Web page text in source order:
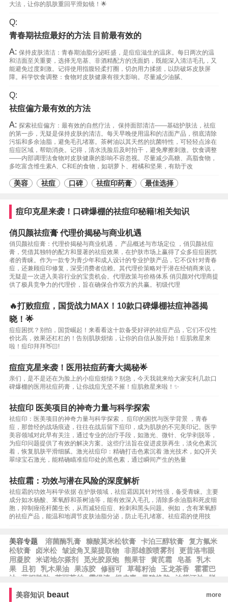
大法，让你的肌肤重回平滑如镜！🌟
Q:
青春期祛痘最好的方法 目前最有效的
A: 保持皮肤清洁：青春期油脂分泌旺盛，是痘痘滋生的温床。每日两次的温
和洁面至关重要，选择无皂基、非酒精配方的洗面奶，既能深入清洁毛孔，又
能避免过度刺激。记得使用指腹轻柔打圈，切勿用力揉搓，以防破坏皮肤屏
障。科学饮食调整：食物对皮肤健康有很大影响。尽量减少油腻、
Q:
祛痘偏方最有效的方法
A: 探索祛痘偏方：最有效的自然疗法， 保持面部清洁——基础护肤法，祛痘
的第一步，无疑是保持皮肤的清洁。每天早晚使用温和的洁面产品，彻底清除
污垢和多余油脂，避免毛孔堵塞。茶树油以其天然的抗菌特性，可轻轻点涂在
痘痘区域，帮助消炎。记得，清水洗脸后及时拍干，避免摩擦刺激。饮食调整
——内部调理法食物对皮肤健康的影响不容忽视。尽量减少高糖、高脂食物，
多吃富含维生素A、C和E的食物，如胡萝卜、柑橘和坚果，有助于改
美容 祛痘 口碑 祛痘印药膏 最佳选择
痘印克星来袭！口碑爆棚的祛痘印秘籍!相关知识
俏贝颜祛痘膏 代理价揭秘与商业机遇
俏贝颜祛痘膏：代理价揭秘与商业机遇， 产品概述与市场定位 ，俏贝颜祛痘
膏，凭借其独特的配方和显著的祛痘效果，在护肤市场上赢得了众多痘痘困扰
者的青睐。作为一款专为青少年和成人设计的专业护肤产品，它不仅针对青春
痘，还兼顾痘印修复，深受消费者信赖。其代理价策略对于潜在经销商来说，
无疑是一次进入美容行业的宝贵机会。代理政策与价格体系 俏贝颜对代理商提
供了极具竞争力的代理价，旨在确保合作双方的共赢。初级代理
🔥打败痘痘，国货战力MAX！10款口碑爆棚祛痘神器揭
晓！🌟
痘痘困扰？别怕，国货崛起！来看看这十款备受好评的祛痘产品，它们不仅性
价比高，效果还杠杠的！告别肌肤烦恼，让你的自信从脸开始！痘肌救星来
啦！痘印拜拜👋🏻!
痘痘克星来袭！医用祛痘药膏大揭秘🌟
亲们，是不是还在为脸上的小痘痘烦恼？别急，今天我就来给大家安利几款口
碑爆棚的医用祛痘药膏，让你战痘无坚不摧！痘肌救星来啦！✨
祛痘印 医美项目的神奇力量与科学探索
祛痘印：医美项目的神奇力量与科学探索， 痘印的困扰与医学背景 ，青春
痘，那曾经的战场痕迹，往往在战后留下痘印，成为肌肤的不完美印记。医学
美容领域对此早有关注，通过专业的治疗手段，如激光、微针、化学剥脱等，
为痘印问题提供了有效的解决方案。这些疗法旨在促进皮肤再生，淡化色素沉
着，恢复肌肤平滑细腻。激光祛痘印：精确打击色素沉着 激光技术，如Q开关
翠绿宝石激光，能精确瞄准痘印处的黑色素，通过瞬间产生的热量
祛痘霜：功效与潜在风险的深度解析
祛痘霜的功效与科学依据 在护肤领域，祛痘霜因其针对性强，备受青睐。主要
成分如水杨酸、苯氧醇和茶树油等，能有效深入毛孔，清除多余油脂和死皮细
胞，抑制痤疮杆菌生长，从而减轻痘痘、粉刺和黑头问题。例如，含有苯氧醇
的祛痘产品，能温和地调节皮肤油脂分泌，防止毛孔堵塞。祛痘霜的使用技
美容专题 溶菌酶乳膏 糠酸莫米松软膏 卡泊三醇软膏
复方氟米
松软膏
卤米松 皱波角叉菜提取物 非那雄胺喷雾剂
更昔洛韦眼
用凝胶
米诺地尔搽剂 觅光胶原炮 熊果苷 黄芪霜 皂基
乳木
果
且初 乳木果油 果冻胶 修丽可 草莓籽油 玉龙茶香
霍霍巴
油
蓝铜胜肽 芙丽芳丝 露得清 根皮素 果酸换肤 泊紫汀兰
脱
羧肌肽
氏
雅漾 whoo后
MAC魅
美容知识 beaut more